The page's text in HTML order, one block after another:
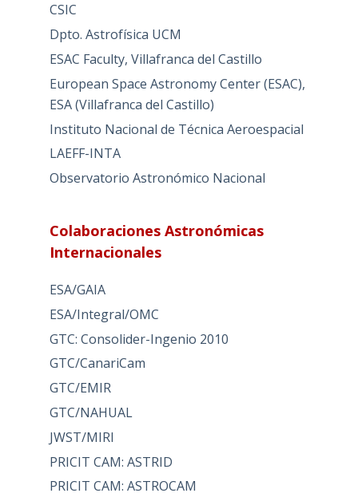
CSIC
Dpto. Astrofísica UCM
ESAC Faculty, Villafranca del Castillo
European Space Astronomy Center (ESAC),
ESA (Villafranca del Castillo)
Instituto Nacional de Técnica Aeroespacial
LAEFF-INTA
Observatorio Astronómico Nacional
Colaboraciones Astronómicas
Internacionales
ESA/GAIA
ESA/Integral/OMC
GTC: Consolider-Ingenio 2010
GTC/CanariCam
GTC/EMIR
GTC/NAHUAL
JWST/MIRI
PRICIT CAM: ASTRID
PRICIT CAM: ASTROCAM